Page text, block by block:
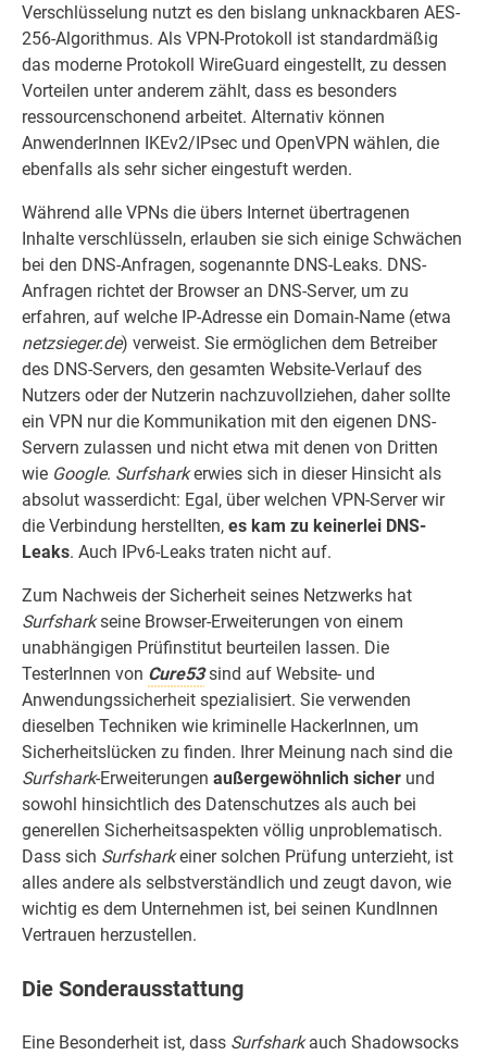
Verschlüsselung nutzt es den bislang unknackbaren AES-
256-Algorithmus. Als VPN-Protokoll ist standardmäßig
das moderne Protokoll WireGuard eingestellt, zu dessen
Vorteilen unter anderem zählt, dass es besonders
ressourcenschonend arbeitet. Alternativ können
AnwenderInnen IKEv2/IPsec und OpenVPN wählen, die
ebenfalls als sehr sicher eingestuft werden.
Während alle VPNs die übers Internet übertragenen
Inhalte verschlüsseln, erlauben sie sich einige Schwächen
bei den DNS-Anfragen, sogenannte DNS-Leaks. DNS-
Anfragen richtet der Browser an DNS-Server, um zu
erfahren, auf welche IP-Adresse ein Domain-Name (etwa
netzsieger.de) verweist. Sie ermöglichen dem Betreiber
des DNS-Servers, den gesamten Website-Verlauf des
Nutzers oder der Nutzerin nachzuvollziehen, daher sollte
ein VPN nur die Kommunikation mit den eigenen DNS-
Servern zulassen und nicht etwa mit denen von Dritten
wie Google. Surfsharkerwies sich in dieser Hinsicht als
absolut wasserdicht: Egal, über welchen VPN-Server wir
die Verbindung herstellten, es kam zu keinerlei DNS-
Leaks. Auch IPv6-Leaks traten nicht auf.
Zum Nachweis der Sicherheit seines Netzwerks hat
Surfsharkseine Browser-Erweiterungen von einem
unabhängigen Prüfinstitut beurteilen lassen. Die
TesterInnen von Cure53sind auf Website- und
Anwendungssicherheit spezialisiert. Sie verwenden
dieselben Techniken wie kriminelle HackerInnen, um
Sicherheitslücken zu finden. Ihrer Meinung nach sind die
Surfshark-Erweiterungen außergewöhnlich sicher und
sowohl hinsichtlich des Datenschutzes als auch bei
generellen Sicherheitsaspekten völlig unproblematisch.
Dass sich Surfsharkeiner solchen Prüfung unterzieht, ist
alles andere als selbstverständlich und zeugt davon, wie
wichtig es dem Unternehmen ist, bei seinen KundInnen
Vertrauen herzustellen.
Die Sonderausstattung
Eine Besonderheit ist, dass Surfsharkauch Shadowsocks